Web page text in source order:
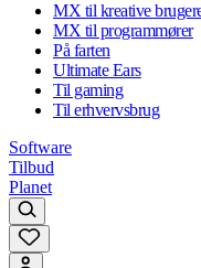
MX til kreative
MX til programmører
På farten
Ultimate Ears
Til gaming
Til erhvervsbrug
Software
Tilbud
Planet